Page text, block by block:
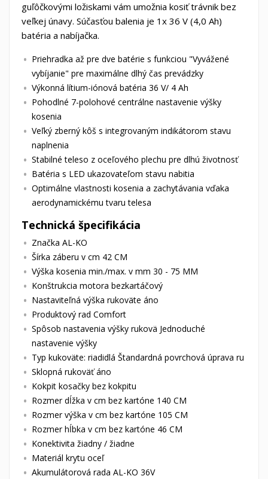
guľôčkovými ložiskami vám umožnia kosiť trávnik bez
veľkej únavy. Súčasťou balenia je 1x 36 V (4,0 Ah)
batéria a nabíjačka.
Priehradka až pre dve batérie s funkciou "Vyvážené
vybíjanie" pre maximálne dlhý čas prevádzky
Výkonná lítium-iónová batéria 36 V/ 4 Ah
Pohodlné 7-polohové centrálne nastavenie výšky
kosenia
Veľký zberný kôš s integrovaným indikátorom stavu
naplnenia
Stabilné teleso z oceľového plechu pre dlhú životnosť
Batéria s LED ukazovateľom stavu nabitia
Optimálne vlastnosti kosenia a zachytávania vďaka
aerodynamickému tvaru telesa
Technická špecifikácia
Značka AL-KO
Šírka záberu v cm 42 CM
Výška kosenia min./max. v mm 30 - 75 MM
Konštrukcia motora bezkartáčový
Nastaviteľná výška rukoväte áno
Produktový rad Comfort
Spôsob nastavenia výšky rukovä Jednoduché
nastavenie výšky
Typ kukoväte: riadidlá Štandardná povrchová úprava ru
Sklopná rukoväť áno
Kokpit kosačky bez kokpitu
Rozmer dĺžka v cm bez kartóne 140 CM
Rozmer výška v cm bez kartóne 105 CM
Rozmer hĺbka v cm bez kartóne 46 CM
Konektivita žiadny / žiadne
Materiál krytu oceľ
Akumulátorová rada AL-KO 36V